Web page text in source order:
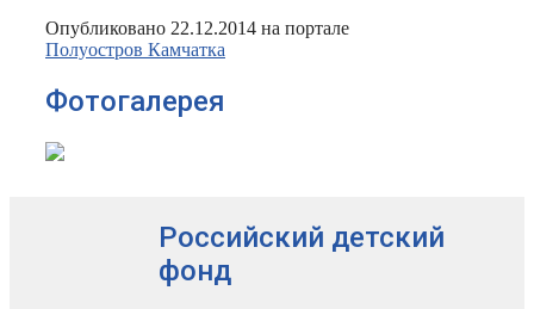
Опубликовано 22.12.2014 на портале
Полуостров Камчатка
Фотогалерея
Российский детский
фонд